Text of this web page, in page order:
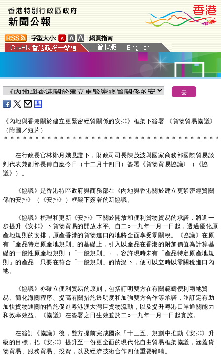
字型大小: 網頁指南
《內地與香港關於建立更緊密經貿關係的安排》框架下簽署
《貨物貿易協議》
（附圖／短片）
＊ ＊ ＊ ＊ ＊ ＊ ＊ ＊ ＊ ＊ ＊ ＊ ＊ ＊ ＊ ＊ ＊ ＊ ＊ ＊ ＊ ＊ ＊ ＊ ＊ ＊ ＊ ＊ ＊ ＊ ＊ ＊ ＊ ＊ ＊
在行政長官林鄭月娥見證下，財政司司長陳茂波與國家商務部國際貿易談
判代表兼副部長傅自應今日（十二月十四日）簽署《貨物貿易協議》（《協
議》）。
《協議》是香港特區政府與商務部在《內地與香港關於建立更緊密經貿關
係的安排》（《安排》）框架下簽署的新協議。
《協議》梳理和更新《安排》下關於開放和便利貨物貿易的承諾，將進一
步提升《安排》下貨物貿易的開放水平。自二○一九年一月一日起，透過優化原
產地規則的安排，原產香港的貨物進口內地將全面享受零關稅。《協議》在原
有「產品特定原產地規則」的基礎上，引入以產品在香港的附加價值為計算基
礎的一般性原產地規則（「一般規則」），容許現時未有「產品特定原產地規
則」的產品，只要在符合「一般規則」的情況下，便可以立時以零關稅進口內
地。
《協議》亦確立便利貿易的原則，包括訂明雙方在有關範疇便利兩地貿
易、簡化海關程序、提高有關措施透明度和加強雙方合作等承諾，並訂定有助
加快貨物通關的措施促進粵港澳大灣區貨物流動，以及提升粵港口岸通關能力
和效率效益。《協議》在簽署之日生效並於二○一九年一月一日起實施。
在簽訂《協議》後，雙方提前完成國家「十三五」規劃中推動《安排》升
級的目標，把《安排》提升至一份更全面的現代化自由貿易框架協議，涵蓋貨
物貿易、服務貿易、投資，以及經濟技術合作四個重要範疇。